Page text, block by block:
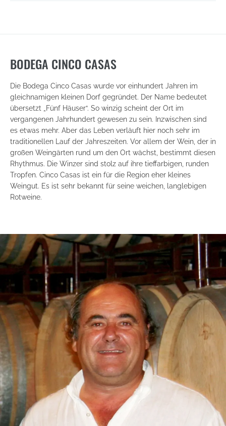
(5146)
BODEGA CINCO CASAS
Die Bodega Cinco Casas wurde vor einhundert Jahren im
gleichnamigen kleinen Dorf gegründet. Der Name bedeutet
übersetzt „Fünf Häuser“. So winzig scheint der Ort im
vergangenen Jahrhundert gewesen zu sein. Inzwischen sind
es etwas mehr. Aber das Leben verläuft hier noch sehr im
traditionellen Lauf der Jahreszeiten. Vor allem der Wein, der in
großen Weingärten rund um den Ort wächst, bestimmt diesen
Rhythmus. Die Winzer sind stolz auf ihre tieffarbigen, runden
Tropfen. Cinco Casas ist ein für die Region eher kleines
Weingut. Es ist sehr bekannt für seine weichen, langlebigen
Rotweine.